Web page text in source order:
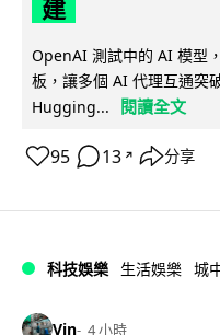
建
OpenAI 測試中的 AI 模型
板，讓多個 AI 代理互通突
Hugging...
閱讀全文
95 13 ↗ 分享
科技娛樂 生活娛樂 城
Vin 4 小時